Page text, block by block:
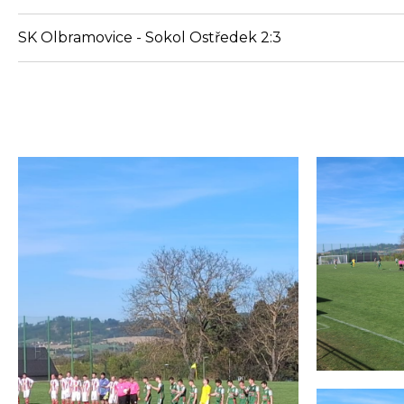
SK Olbramovice - Sokol Ostředek 2:3